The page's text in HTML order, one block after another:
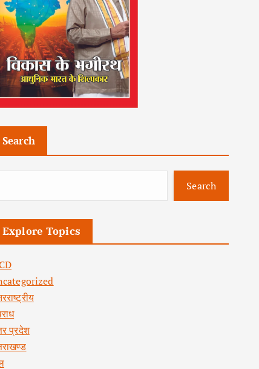
Search
Search
Explore Topics
प्रदेश